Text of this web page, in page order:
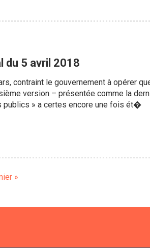
du 5 avril 2018
contraint le gouvernement à opérer
version – présentée comme la
publics » a certes encore une fois ét�
»